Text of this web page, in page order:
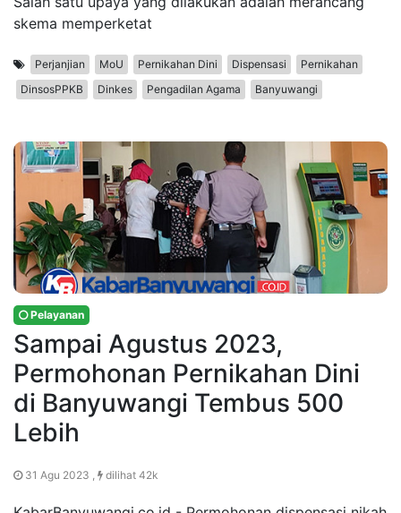
skema memperketat
Perjanjian MoU Pernikahan Dini Dispensasi
Pernikahan
DinsosPPKB
Dinkes Pengadilan Agama Banyuwangi
Pelayanan
Sampai Agustus 2023,
Permohonan Pernikahan Dini
di Banyuwangi Tembus 500
Lebih
31 Agu 2023 , dilihat 42k